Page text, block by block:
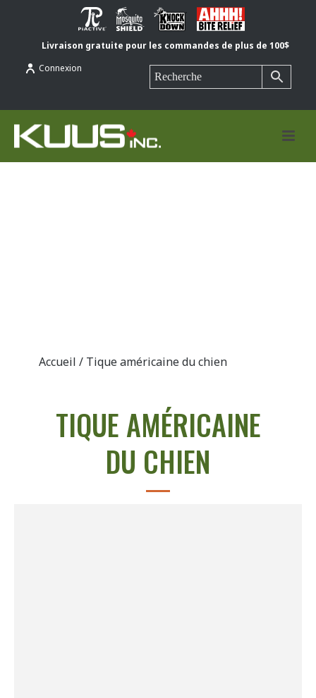
Livraison gratuite pour les commandes de plus de 100$
Connexion
Accueil / Tique américaine du chien
TIQUE AMÉRICAINE
DU CHIEN